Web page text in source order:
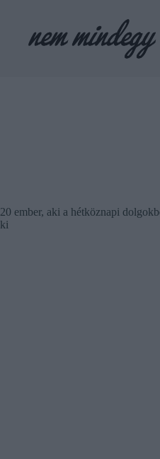
20 ember, aki a hétköznapi
ki